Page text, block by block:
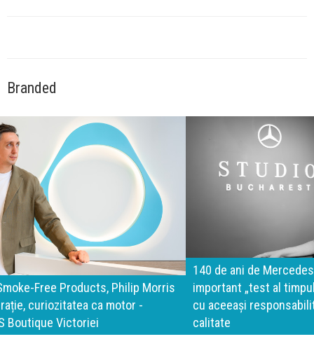
Branded
140 de ani de Mercedes-Benz. Ramona Pîrlog: Cel mai
important „test al timpului” este să inovăm constant, dar
cu aceeași responsabilitate față de oameni, siguranță și
calitate